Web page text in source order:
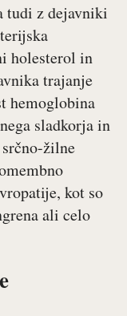
tudi z dejavniki
holesterol in
trajanje
hemoglobina
sladkorja in
žilne
kot so
ali celo